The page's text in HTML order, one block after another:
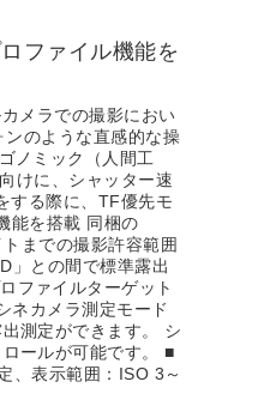
ファイル機能を
メラでの撮影におい
のような直感的な操
ノミック（人間工
けに、シャッター速
する際に、TF優先モ
能を搭載 同梱の
までの撮影許容範囲
」との間で標準露出
ファイルターゲット
ネカメラ測定モード
測定ができます。 シ
ールが可能です。 ■
、表示範囲：ISO 3～